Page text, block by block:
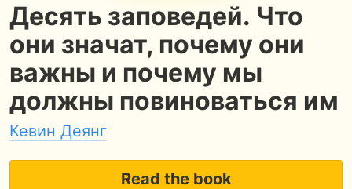
Десять заповедей. Что
они значат, почему они
важны и почему мы
должны повиноваться им
Кевин Деянг
Read the book